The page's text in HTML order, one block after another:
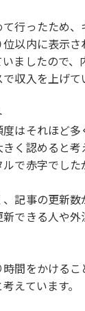
行ったため
以内に表示
ましたので、
収入を上げ
はそれほど
く認めると
で赤字でし
記事の更新数
できる人や
間をかける
えています。